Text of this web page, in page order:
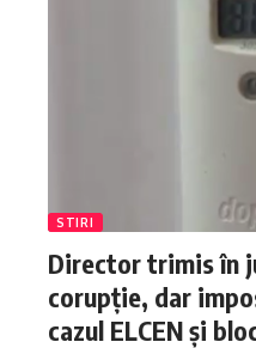
STIRI
Director trimis în
corupție, dar
cazul ELCEN și